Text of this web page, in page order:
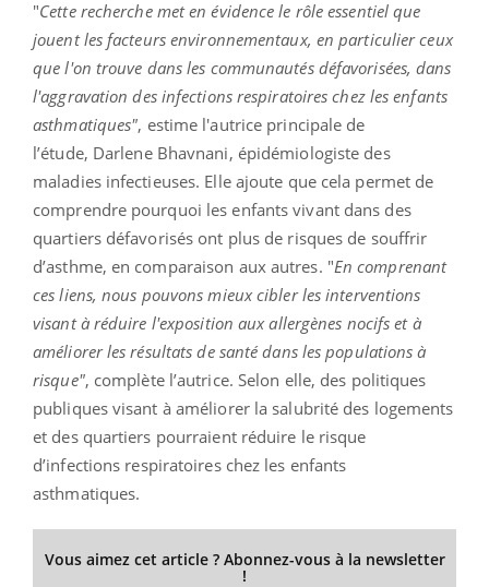
"Cette recherche met en évidence le rôle essentiel que
jouent les facteurs environnementaux, en particulier ceux
que l'on trouve dans les communautés défavorisées, dans
l'aggravation des infections respiratoires chez les enfants
asthmatiques", estime l'autrice principale de
l’étude, Darlene Bhavnani, épidémiologiste des
maladies infectieuses. Elle ajoute que cela permet de
comprendre pourquoi les enfants vivant dans des
quartiers défavorisés ont plus de risques de souffrir
d’asthme, en comparaison aux autres. "En comprenant
ces liens, nous pouvons mieux cibler les interventions
visant à réduire l'exposition aux allergènes nocifs et à
améliorer les résultats de santé dans les populations à
risque", complète l’autrice. Selon elle, des politiques
publiques visant à améliorer la salubrité des logements
et des quartiers pourraient réduire le risque
d’infections respiratoires chez les enfants
asthmatiques.
Vous aimez cet article ? Abonnez-vous à la newsletter
!